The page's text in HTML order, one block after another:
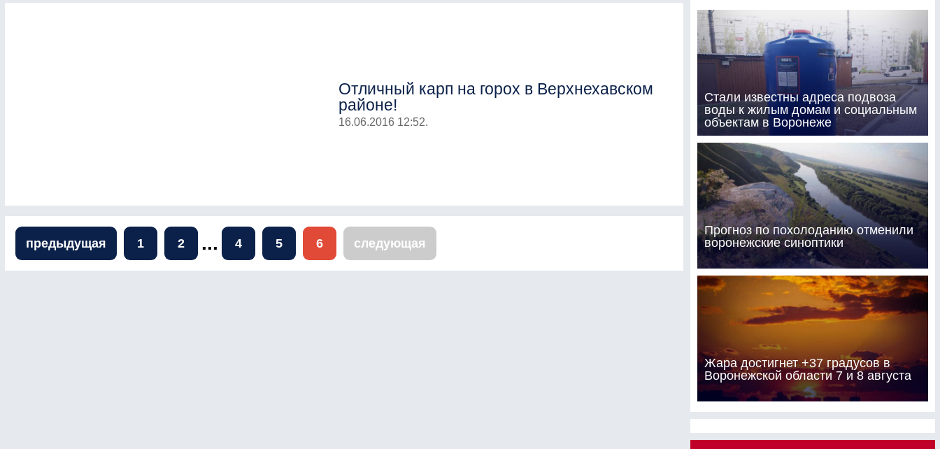
Отличный карп на горох в Верхнехавском
районе!
16.06.2016 12:52.
предыдущая 1 2 ... 4 5 6 следующая
Стали известны адреса подвоза
воды к жилым домам и социальным
объектам в Воронеже
Прогноз по похолоданию отменили
воронежские синоптики
Жара достигнет +37 градусов в
Воронежской области 7 и 8 августа